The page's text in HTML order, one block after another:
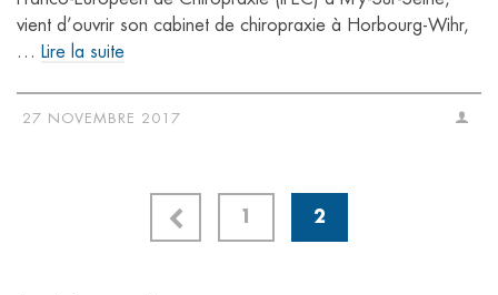
vient d’ouvrir son cabinet de chiropraxie à Horbourg-Wihr,
… Lire la suite
27 NOVEMBRE 2017
1 2